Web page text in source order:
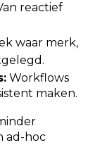
reactief
waar merk,
Workflows
maken.
ad-hoc